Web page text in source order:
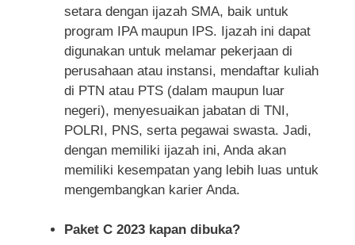
setara dengan ijazah SMA, baik untuk
program IPA maupun IPS. Ijazah ini dapat
digunakan untuk melamar pekerjaan di
perusahaan atau instansi, mendaftar kuliah
di PTN atau PTS (dalam maupun luar
negeri), menyesuaikan jabatan di TNI,
POLRI, PNS, serta pegawai swasta. Jadi,
dengan memiliki ijazah ini, Anda akan
memiliki kesempatan yang lebih luas untuk
mengembangkan karier Anda.
Paket C 2023 kapan dibuka?